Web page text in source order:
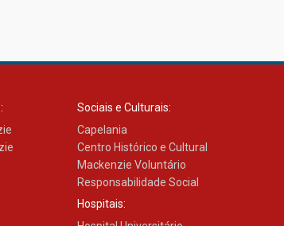
Sociais e Culturais:
Capelania
Centro Histórico e Cultural
Mackenzie Voluntário
Responsabilidade Social
Hospitais: